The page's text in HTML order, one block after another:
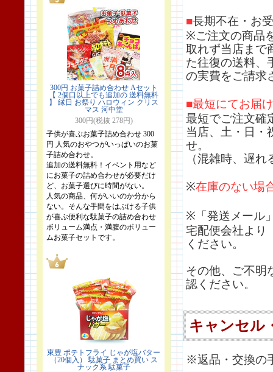
300円 お菓子詰め合わせ Aセット
【 2個口以上でも追加の 送料無料
】 縁日 お祭り ハロウィン クリス
マス 河中堂
300円(税抜 278円)
子供が喜ぶお菓子詰め合わせ 300
円 人気のおやつがいっぱいのお菓
子詰め合わせ。
追加の送料無料！イベント用など
にお菓子の詰め合わせが必要だけ
ど、お菓子選びに時間がない。
人気の商品、何がいいのか分から
ない。そんな手間をはぶける子供
が喜ぶ便利な駄菓子の詰め合わせ
ボリューム満点・満腹のボリュー
ムお菓子セットです。
東豊 ポテトフライ じゃが塩バター
（20個入） 駄菓子 まとめ買い ス
ナック系 駄菓子
■長期不在・お
※ご注文の商品
取れず当店まで
た往復の送料、
の実費をご請求
■最短にてお届
最短でご注文確
当店、土・日・
せ。
（混雑時、遅
※在庫のない場
※「発送メール
宅配便会社より
ください。
その他、ご不明
認ください。
キャンセル
※返品・交換の